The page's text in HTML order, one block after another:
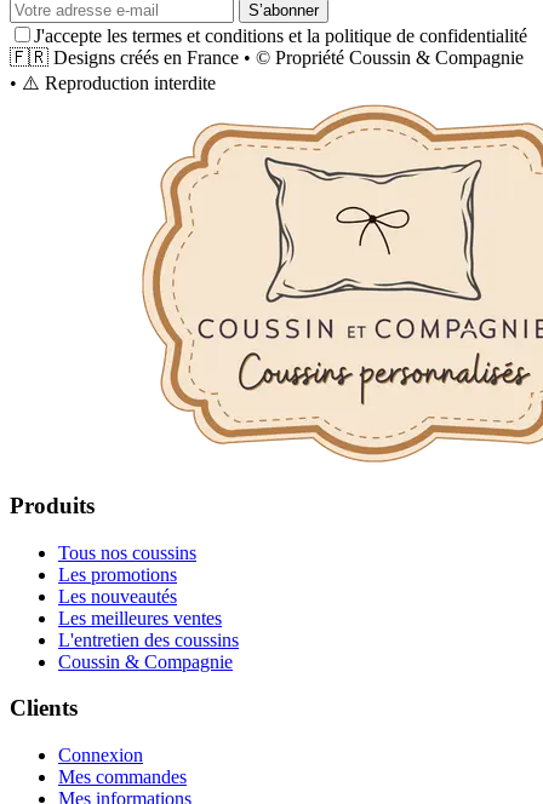
S’abonner
J'accepte les termes et conditions et la politique de confidentialité
🇫🇷 Designs créés en France • © Propriété Coussin & Compagnie
• ⚠️ Reproduction interdite
Produits
Tous nos coussins
Les promotions
Les nouveautés
Les meilleures ventes
L'entretien des coussins
Coussin & Compagnie
Clients
Connexion
Mes commandes
Mes informations